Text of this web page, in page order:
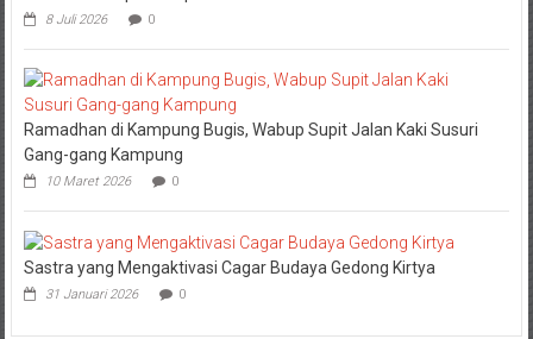
8 Juli 2026 0
Ramadhan di Kampung Bugis, Wabup Supit Jalan Kaki Susuri
Gang-gang Kampung
10 Maret 2026 0
Sastra yang Mengaktivasi Cagar Budaya Gedong Kirtya
31 Januari 2026 0